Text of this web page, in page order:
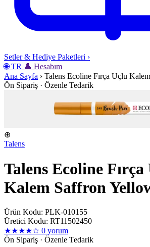
Setler & Hediye Paketleri ›
🌐 TR 👤 Hesabım
Ana Sayfa › Talens Ecoline Fırça Uçlu
Ön Sipariş · Özenle Tedarik
⊕
Talens
Talens Ecoline Fırça
Kalem Saffron
Ürün Kodu: PLK-010155
Üretici Kodu: RT11502450
★★★★☆ 0 yorum
Ön Sipariş · Özenle Tedarik